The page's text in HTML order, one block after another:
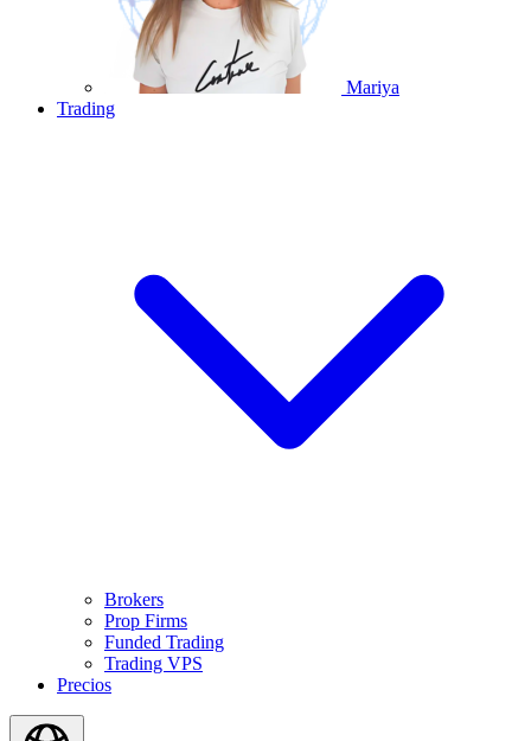
Mariya
Trading
Brokers
Prop Firms
Funded Trading
Trading VPS
Precios